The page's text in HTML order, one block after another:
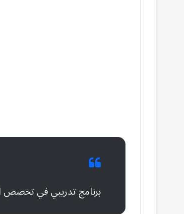
برنامج تدريبي في تخصص